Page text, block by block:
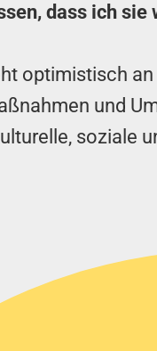
dass ich
optimistisch
und
soziale